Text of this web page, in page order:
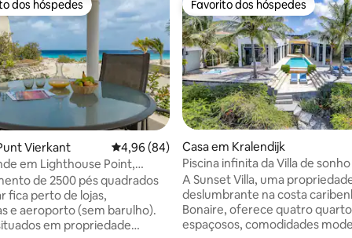
em 5 estrelas, 76avaliações
dos hóspedes mais apreciados
dos hóspedes
Vierkant Classificação média de 4,96 em 5 estrelas,
4,96 (84)
em Lighthouse Point,
mar
de 2500 pés quadrados
fica perto de lojas,
e aeroporto (sem barulho).
em propriedade
Favorito dos hóspedes
Favorito dos hóspedes
Casa em Kralendijk
Piscina infinita da Villa de
mar ao pôr do sol
A Sunset Villa, uma
deslumbrante na costa
Bonaire, oferece quatro
espaçosos, comodidades